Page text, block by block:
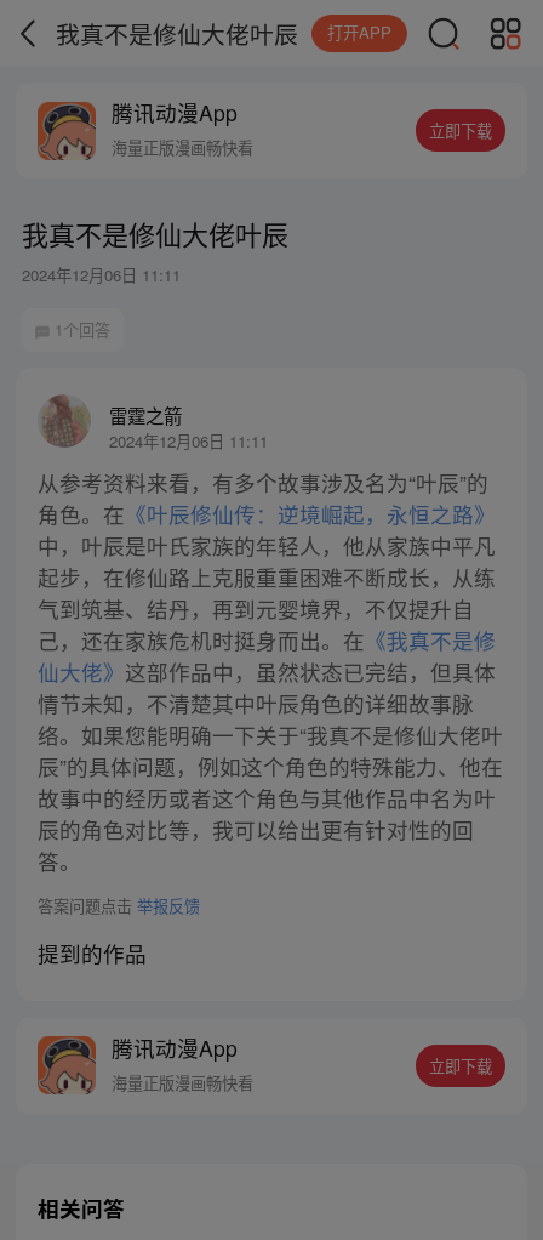
我真不是修仙大佬叶辰 打开APP
腾讯动漫App
海量正版漫画畅快看
立即下载
我真不是修仙大佬叶辰
2024年12月06日 11:11
1个回答
雷霆之箭
2024年12月06日 11:11
从参考资料来看，有多个故事涉及名为“叶辰”的
角色。在 《叶辰修仙传：逆境崛起，永恒之路》
中，叶辰是叶氏家族的年轻人，他从家族中平凡
起步，在修仙路上克服重重困难不断成长，从练
气到筑基、结丹，再到元婴境界，不仅提升自
己，还在家族危机时挺身而出。在 《我真不是修
仙大佬》 这部作品中，虽然状态已完结，但具体
情节未知，不清楚其中叶辰角色的详细故事脉
络。如果您能明确一下关于“我真不是修仙大佬叶
辰”的具体问题，例如这个角色的特殊能力、他在
故事中的经历或者这个角色与其他作品中名为叶
辰的角色对比等，我可以给出更有针对性的回
答。
答案问题点击 举报反馈
提到的作品
腾讯动漫App
海量正版漫画畅快看
立即下载
相关问答